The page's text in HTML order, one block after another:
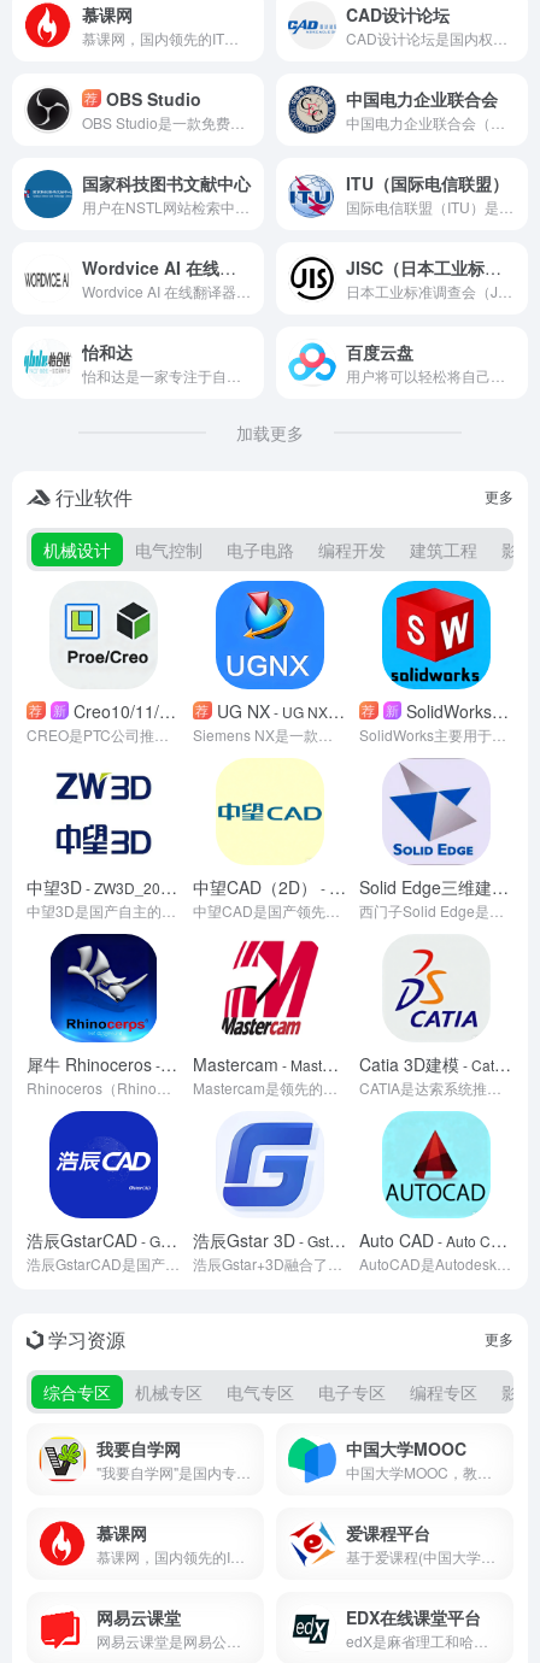
慕课网 CAD设计论坛
荐 OBS Studio 中国电力企业联合会
国家科技图书文献中心 ITU（国际电信联盟）
Wordvice AI 在线翻译器 JISC（日本工业标准调查会）
怡和达 百度云盘
加载更多
行业软件
机械设计 电气控制 电子电路 编程开发 建筑工程 影
更多
荐 新 Creo10/11/12/13版本安装教程：支持协同仿真的3D CAD工具详解 荐 UG NX- UG NX2412(64bit)
荐 新 SolidWorks2021-2026全版本安装教程汇总 附设计流程与插件能力详解
SolidWorks主要用于机械设计、产品设计、工程分析以及制造流程规划等领域。SolidWorks提供了强大的三维实体建模工具，用户可以通过拉伸、旋转、放样等多种方式创建复杂的几何形状。
中望3D- ZW3D_2025_(64bit)_Win
中望CAD（2D）
- ZW CAD 2025（64bit）
Solid Edge三维建模
犀牛 Rhinoceros- Rhinoceros v8.4.24044.15001 Win64
Mastercam - Mastercam 2026(64bit
Catia 3D建模- Catia P3 V5-6R2022(64bit)
浩辰GstarCAD- GstarCAD2024
浩辰Gstar 3D- Gstar 3D2024
Auto CAD- Auto CAD 2025
学习资源
综合专区 机械专区 电气专区 电子专区 编程专区 影
更多
我要自学网 中国大学MOOC
慕课网 爱课程平台
网易云课堂 EDX在线课堂平台